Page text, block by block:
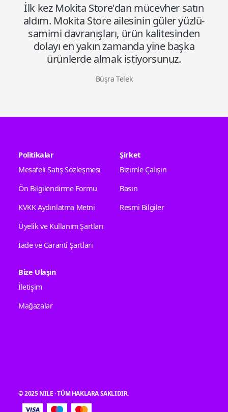
İlk kez Mokita Store'dan mücevher satın
aldım. Mokita Store ailesinin güler yüzlü-
samimi davranışları, ürün kalitesinden
dolayı en yakın zamanda yine başka
ürünlerde almak istiyorsunuz.
Büşra Telek
Politikalar
Mesafeli Satış Sözleşmesi
Ön Bilgilendirme Formu
KVKK Aydınlatma Metni
Üyelik ve Kullanım Şartları
İade ve Garanti Şartları
Şirket
Bizimle Çalışın
Basın
Resmi Bilgiler
Bize Ulaşın
İletişim
Mağazalar
© 2025 NILE · TÜM HAKLARA SAKLIDIR.